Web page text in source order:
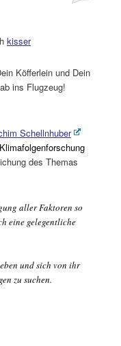
kisser
Köfferlein und Dein
ins Flugzeug!
Schellnhuber
des Themas
aller Faktoren so
eine gelegentliche
und sich von ihr
zu suchen.